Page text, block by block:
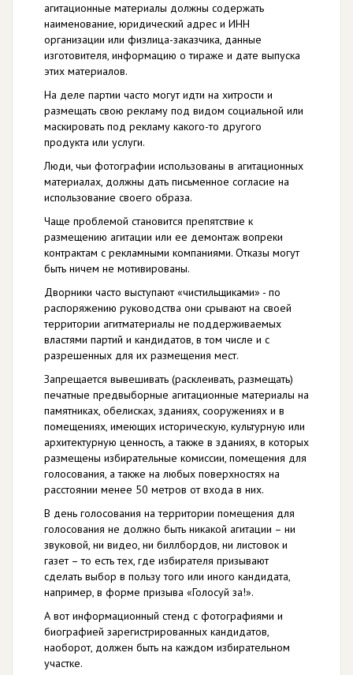
агитационные материалы должны содержать
наименование, юридический адрес и ИНН
организации или физлица-заказчика, данные
изготовителя, информацию о тираже и дате выпуска
этих материалов.
На деле партии часто могут идти на хитрости и
размещать свою рекламу под видом социальной или
маскировать под рекламу какого-то другого
продукта или услуги.
Люди, чьи фотографии использованы в агитационных
материалах, должны дать письменное согласие на
использование своего образа.
Чаще проблемой становится препятствие к
размещению агитации или ее демонтаж вопреки
контрактам с рекламными компаниями. Отказы могут
быть ничем не мотивированы.
Дворники часто выступают «чистильщиками» - по
распоряжению руководства они срывают на своей
территории агитматериалы не поддерживаемых
властями партий и кандидатов, в том числе и с
разрешенных для их размещения мест.
Запрещается вывешивать (расклеивать, размещать)
печатные предвыборные агитационные материалы на
памятниках, обелисках, зданиях, сооружениях и в
помещениях, имеющих историческую, культурную или
архитектурную ценность, а также в зданиях, в которых
размещены избирательные комиссии, помещения для
голосования, а также на любых поверхностях на
расстоянии менее 50 метров от входа в них.
В день голосования на территории помещения для
голосования не должно быть никакой агитации – ни
звуковой, ни видео, ни биллбордов, ни листовок и
газет – то есть тех, где избирателя призывают
сделать выбор в пользу того или иного кандидата,
например, в форме призыва «Голосуй за!».
А вот информационный стенд с фотографиями и
биографией зарегистрированных кандидатов,
наоборот, должен быть на каждом избирательном
участке.